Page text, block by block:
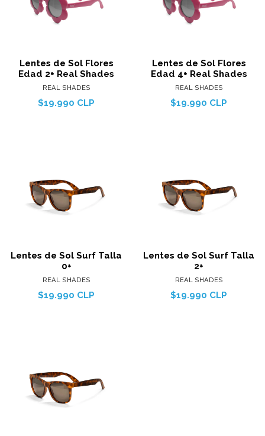
Lentes de Sol Flores
Edad 2+ Real Shades
REAL SHADES
$19.990 CLP
Lentes de Sol Flores
Edad 4+ Real Shades
REAL SHADES
$19.990 CLP
Lentes de Sol Surf Talla
0+
REAL SHADES
$19.990 CLP
Lentes de Sol Surf Talla
2+
REAL SHADES
$19.990 CLP